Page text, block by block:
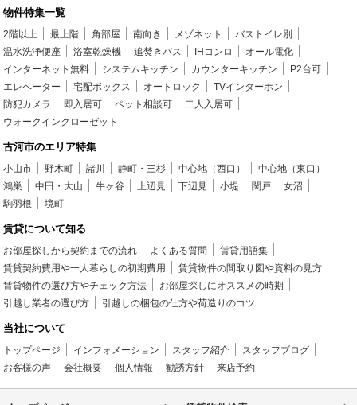
物件特集一覧
2階以上 最上階 角部屋 南向き メゾネット
バストイレ別
温水洗浄便座
浴室乾燥機 追焚きバス IHコンロ
オール電化
インターネット無料
システムキッチン カウンターキッチン
P2台可
エレベーター
宅配ボックス オートロック
TVインターホン
防犯カメラ
即入居可 ペット相談可
二人入居可
ウォークインクローゼット
古河市のエリア特集
小山市 野木町 諸川 静町・三杉 中心地（西口）
中心地（東口）
鴻巣
中田・大山 牛ヶ谷 上辺見 下辺見 小堤 関戸
女沼
駒羽根
境町
賃貸について知る
お部屋探しから契約までの流れ よくある質問
賃貸用語集
賃貸契約費用や一人暮らしの初期費用
賃貸物件の間取り図や資料の見方
賃貸物件の選び方やチェック方法
お部屋探しにオススメの時期
引越し業者の選び方
引越しの梱包の仕方や荷造りのコツ
当社について
トップページ インフォメーション スタッフ紹介
スタッフブログ
お客様の声
会社概要 個人情報 勧誘方針 来店予約